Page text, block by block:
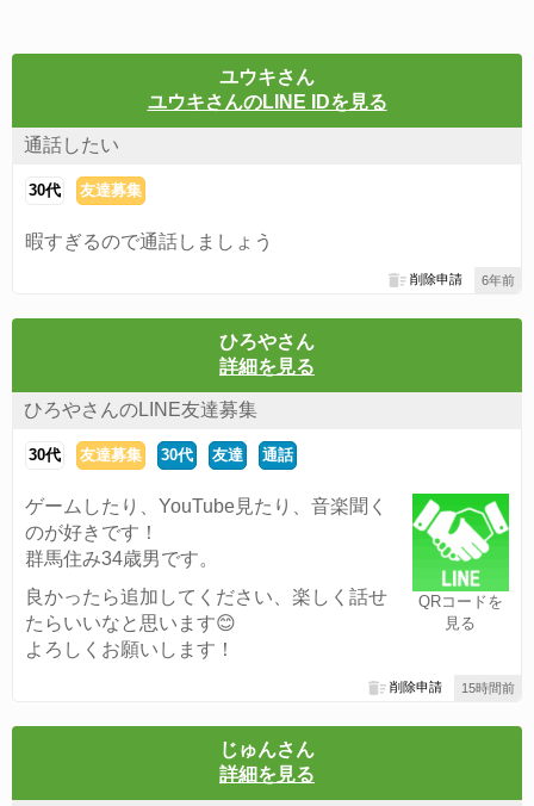
ユウキさん
ユウキさんのLINE IDを見る
通話したい
30代 友達募集
暇すぎるので通話しましょう
6年前
削除申請
ひろやさん
詳細を見る
ひろやさんのLINE友達募集
30代 友達募集 30代 友達 通話
QRコードを
見る
ゲームしたり、YouTube見たり、音楽聞く
のが好きです！
群馬住み34歳男です。
良かったら追加してください、楽しく話せ
たらいいなと思います😊
よろしくお願いします！
15時間前
削除申請
じゅんさん
詳細を見る